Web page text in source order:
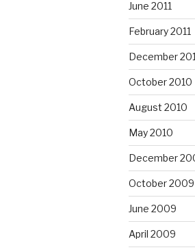
June 2011
February 2011
December
October 2010
August 2010
May 2010
December
October 2009
June 2009
April 2009